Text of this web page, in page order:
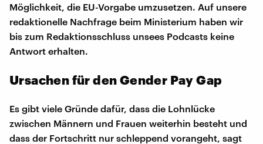
Möglichkeit, die EU-Vorgabe umzusetzen. Auf unsere
redaktionelle Nachfrage beim Ministerium haben wir
bis zum Redaktionsschluss unsees Podcasts keine
Antwort erhalten.
Ursachen für den Gender Pay Gap
Es gibt viele Gründe dafür, dass die Lohnlücke
zwischen Männern und Frauen weiterhin besteht und
dass der Fortschritt nur schleppend vorangeht, sagt